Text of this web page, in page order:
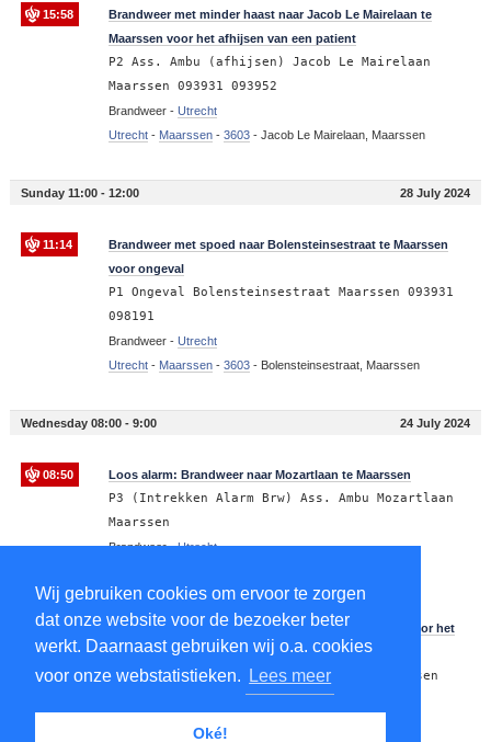
Wij gebruiken cookies om ervoor te zorgen
dat onze website voor de bezoeker beter
werkt. Daarnaast gebruiken wij o.a. cookies
voor onze webstatistieken.
Lees meer
Oké!
15:58
Brandweer met minder haast naar Jacob Le Mairelaan te
Maarssen voor het afhijsen van een patient
P2 Ass. Ambu (afhijsen) Jacob Le Mairelaan
Maarssen 093931 093952
Brandweer - Utrecht
Utrecht- Maarssen- 3603- Jacob Le Mairelaan, Maarssen
Sunday 11:00 - 12:00 28 July 2024
11:14
Brandweer met spoed naar Bolensteinsestraat te Maarssen
voor ongeval
P1 Ongeval Bolensteinsestraat Maarssen 093931
098191
Brandweer - Utrecht
Utrecht- Maarssen- 3603- Bolensteinsestraat, Maarssen
Wednesday 08:00 - 9:00 24 July 2024
08:50 Loos alarm: Brandweer naar Mozartlaan te Maarssen
P3 (Intrekken Alarm Brw) Ass. Ambu Mozartlaan
Maarssen
Brandweer -Utrecht
08:49
Brandweer met spoed naar Mozartlaan te Maarssen voor het
afhijsen van een patient
P1 Ass. Ambu (afhijsen) Mozartlaan Maarssen